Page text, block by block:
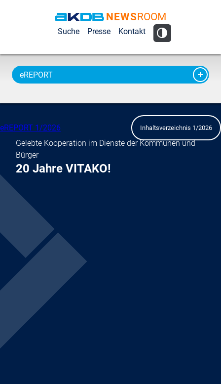
AKDB Anstalt
Kommunale
Datenverarbeitung
NEWSROOM
Suche Presse Kontakt
eREPORT
eREPORT 1/2026 Inhaltsverzeichnis 1/2026
Gelebte Kooperation im Dienste der Kommunen und
Bürger
20 Jahre VITAKO!